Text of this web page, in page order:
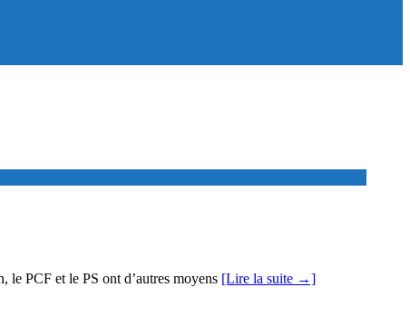
le PCF et le PS ont d’autres moyens [Lire la suite →]